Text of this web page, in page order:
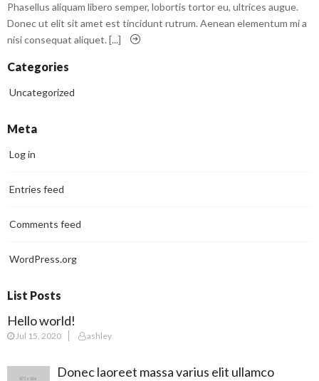
Phasellus aliquam libero semper, lobortis tortor eu, ultrices augue.
Donec ut elit sit amet est tincidunt rutrum. Aenean elementum mi a
nisi consequat aliquet. [...]
Categories
Uncategorized
Meta
Log in
Entries feed
Comments feed
WordPress.org
List Posts
Hello world!
Jul 15, 2020 ashley
Donec laoreet massa varius elit ullamco